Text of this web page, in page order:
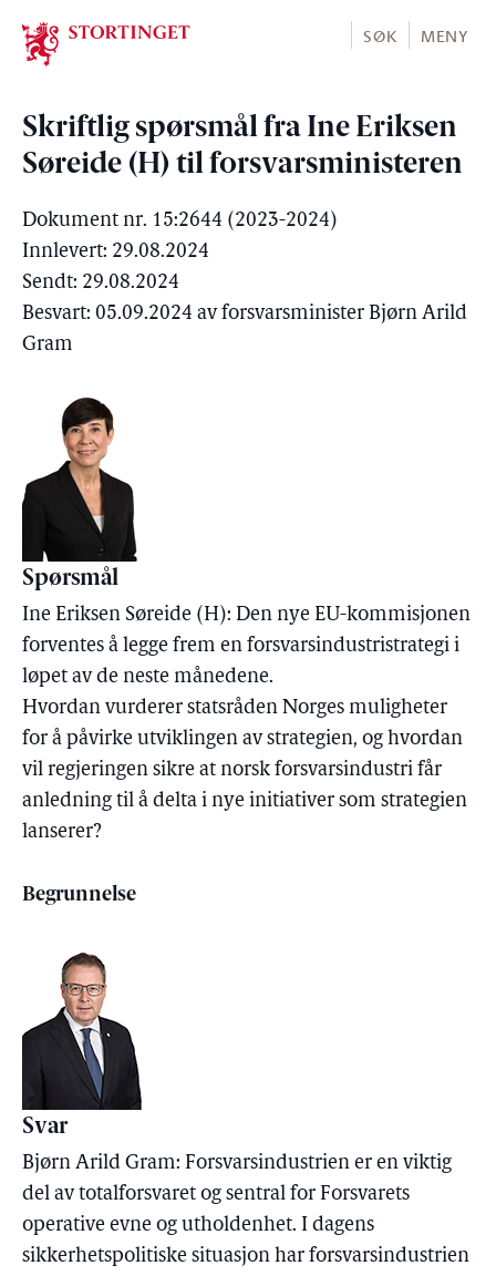
Stortinget.no
SØK MENY
Skriftlig spørsmål fra Ine Eriksen
Søreide (H) til forsvarsministeren
Dokument nr. 15:2644 (2023-2024)
Innlevert: 29.08.2024
Sendt: 29.08.2024
Besvart: 05.09.2024 av forsvarsminister Bjørn Arild
Gram
Spørsmål
Ine Eriksen Søreide (H): Den nye EU-kommisjonen
forventes å legge frem en forsvarsindustristrategi i
løpet av de neste månedene.
Hvordan vurderer statsråden Norges muligheter
for å påvirke utviklingen av strategien, og hvordan
vil regjeringen sikre at norsk forsvarsindustri får
anledning til å delta i nye initiativer som strategien
lanserer?
Begrunnelse
Svar
Bjørn Arild Gram: Forsvarsindustrien er en viktig
del av totalforsvaret og sentral for Forsvarets
operative evne og utholdenhet. I dagens
sikkerhetspolitiske situasjon har forsvarsindustrien